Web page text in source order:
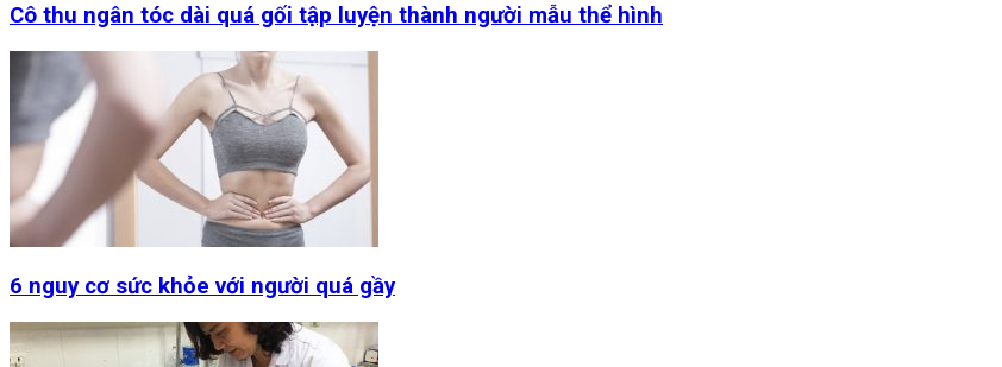
Cô thu ngân tóc dài quá gối tập luyện thành người mẫu thể hình
6 nguy cơ sức khỏe với người quá gầy